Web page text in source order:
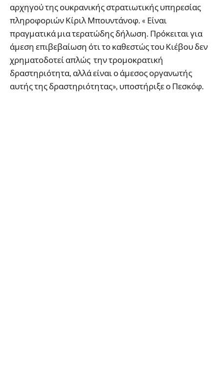
αρχηγού της ουκρανικής στρατιωτικής υπηρεσίας
πληροφοριών Κίριλ Μπουντάνοφ. « Είναι
πραγματικά μια τερατώδης δήλωση. Πρόκειται για
άμεση επιβεβαίωση ότι το καθεστώς του Κιέβου δεν
χρηματοδοτεί απλώς την τρομοκρατική
δραστηριότητα, αλλά είναι ο άμεσος οργανωτής
αυτής της δραστηριότητας», υποστήριξε ο Πεσκόφ.